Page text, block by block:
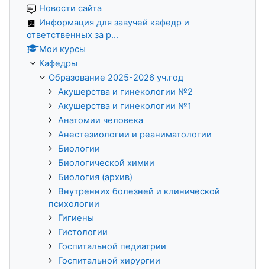
Новости сайта
Информация для завучей кафедр и
ответственных за р...
Мои курсы
Кафедры
Образование 2025-2026 уч.год
Акушерства и гинекологии №2
Акушерства и гинекологии №1
Анатомии человека
Анестезиологии и реаниматологии
Биологии
Биологической химии
Биология (архив)
Внутренних болезней и клинической
психологии
Гигиены
Гистологии
Госпитальной педиатрии
Госпитальной хирургии